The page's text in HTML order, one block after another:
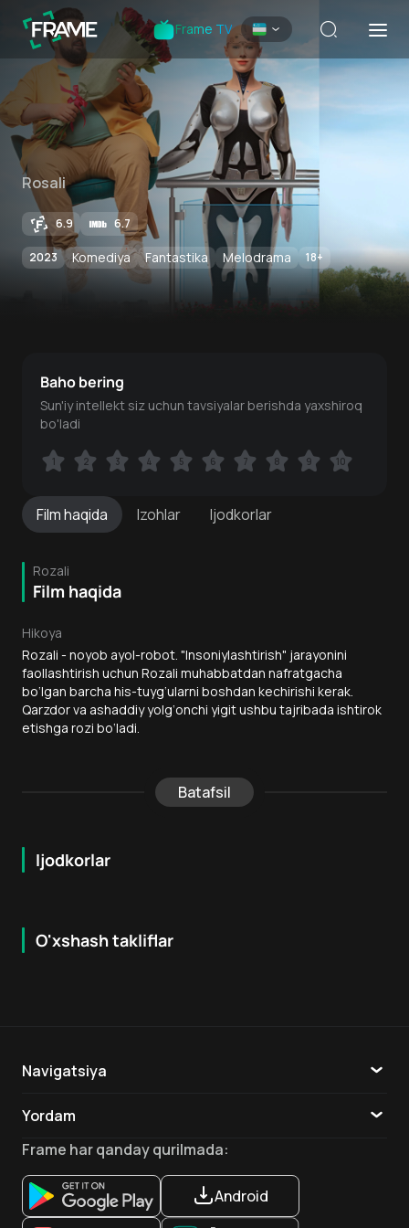
Frame TV
Rosali
6.9 6.7
2023 Komediya Fantastika Melodrama 18+
Filmhaqida Izohlar Ijodkorlar
Rozali
Film haqida
Hikoya
Rozali - noyob ayol-robot. "Insoniylashtirish" jarayonini
faollashtirish uchun Rozali muhabbatdan nafratgacha
bo‘lgan barcha his-tuyg‘ularni boshdan kechirishi kerak.
Qarzdor va ashaddiy yolg‘onchi yigit ushbu tajribada ishtirok
etishga rozi bo‘ladi.
Batafsil
Ijodkorlar
Baho bering
Sun'iy intellekt siz uchun tavsiyalar berishda yaxshiroq
bo'ladi
1 2 3 4 5 6 7 8 9 10
1 2 3 4 5 6 7 8 9 10
O'xshash takliflar
16 + 7.9
Navigatsiya
Yordam
Aloqa
Ilovalar
Frame har qanday qurilmada:
Android